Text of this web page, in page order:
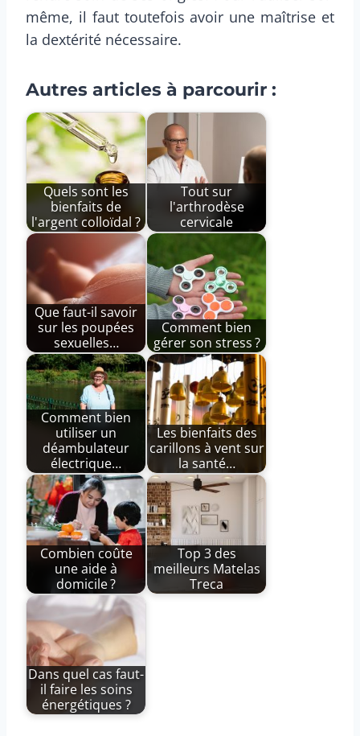
même, il faut toutefois avoir une maîtrise et
la dextérité nécessaire.
Autres articles à parcourir :
Quels sont les
bienfaits de
l'argent colloïdal ?
Tout sur
l'arthrodèse
cervicale
Que faut-il savoir
sur les poupées
sexuelles…
Comment bien
gérer son stress ?
Comment bien
utiliser un
déambulateur
électrique…
Les bienfaits des
carillons à vent sur
la santé…
Combien coûte
une aide à
domicile ?
Top 3 des
meilleurs Matelas
Treca
Dans quel cas faut-
il faire les soins
énergétiques ?